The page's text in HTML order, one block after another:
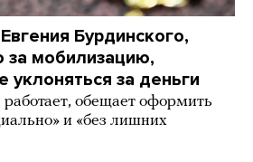
Бурдинского,
за мобилизацию,
уклоняться за деньги
обещает оформить
и «без лишних